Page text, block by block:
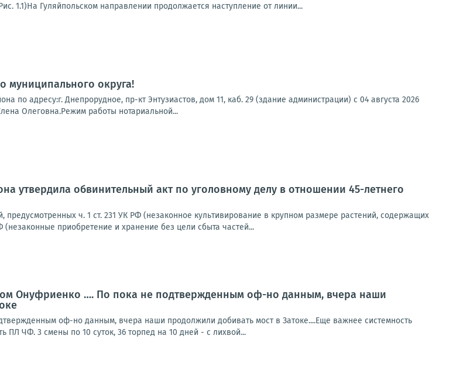
1.1)На Гуляйпольском направлении продолжается наступление от линии...
муниципального округа!
по адресу:г. Днепрорудное, пр-кт Энтузиастов, дом 11, каб. 29 (здание администрации) с 04 августа 2026
Олеговна.Режим работы нотариальной...
утвердила обвинительный акт по уголовному делу в отношении 45-летнего
ч. 1 ст. 231 УК РФ (незаконное культивирование в крупном размере растений, содержащих
(незаконные приобретение и хранение без цели сбыта частей...
Онуфриенко …. По пока не подтвержденным оф-но данным, вчера наши
оф-но данным, вчера наши продолжили добивать мост в Затоке....Еще важнее системность
ПЛ ЧФ. 3 смены по 10 суток, 36 торпед на 10 дней - с лихвой...